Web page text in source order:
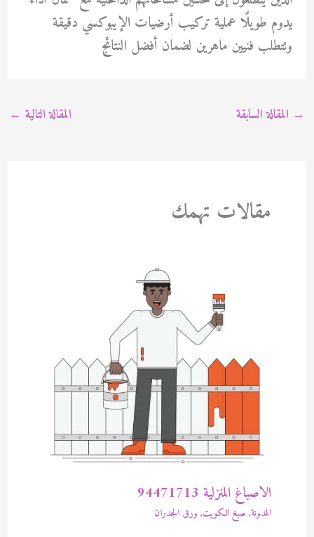
يدوم طويلًا عملية تركيب أرضيات الإيبوكسي دقيقة
وتتطلب فنيين ماهرين لضمان أفضل النتائج
→ المقالة السابقة المقالة التالية ←
مقالات تهمك
الاصباغ المنزلية 94471713
المدونة, صبغ الكويت, ورق الجدران